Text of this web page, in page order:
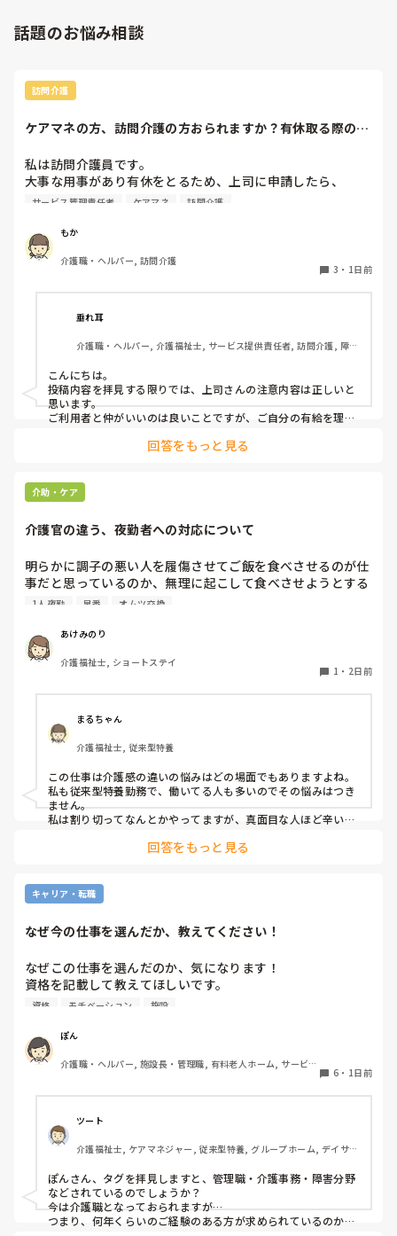
話題のお悩み相談
訪問介護
ケアマネの方、訪問介護の方おられますか？有休取る際の、
私は訪問介護員です。
大事な用事があり有休をとるため、上司に申請したら、
代わりに訪問する職員を考えるとのこと。
話などもしたりと仲が良いため（←表現の仕方良くないかも
です、すみません）こういう理由で休みをとるから、代わり
の人になるけどいいかという相談をしていました。利用者か
わりはいらないから中止でいいよとのこと。このことを上司
に伝えたら、注意されました。
上司の注意内容
けない。
→ケアマネに中止になることを伝える時は、有休をとるから
中止になったとは言わないこと。「中止にさせてもらうこと
か？」と聞くようにして。
と言われました。
私の考え対応が間違えていますか？
サービス管理責任者 ケアマネ 訪問介護
もか
介護職・ヘルパー, 訪問介護
3 ・ 1日前
垂れ耳
介護職・ヘルパー, 介護福祉士, サービス提供責任者, 訪問介護, 障害
こんにちは。
投稿内容を拝見する限りでは、上司さんの注意内容は正しいと
思います。
ご利用者と仲がいいのは良いことですが、ご自分の有給を理由
それだけ、そのご利用者がもかさんのことを信頼されてるんで
ョン組めますよね。
回答をもっと見る
介助・ケア
介護官の違う、夜勤者への対応について
明らかに調子の悪い人を履傷させてご飯を食べさせるのが仕
事だと思っているのか、無理に起こして食べさせようとする
スタッフがいます。私が出勤して急変に気づき対応しました
（夜勤者）とか平気でドヤ顔でいます。
夜勤は1人夜勤です。その時はベトナム人と早番の2人体制で
したけども、どちらも急変対応に特化しておらず、この2人
惧してます。夜間はただオムツ交換変えればいい。トイレに
連れて行けばいい？寝るか寝ないか問題だみたい平気で言う
ので人員が少ないため入らせていますが、きちんと見守りの
であれば夜勤も外すが管理者がオッケーを出しているので、
出勤日は誰かがどうにかなっているのではないかと怖すぎて
出勤するのが苦痛になります
1人夜勤 早番 オムツ交換
あけみのり
介護福祉士, ショートステイ
1 ・ 2日前
まるちゃん
介護福祉士, 従来型特養
この仕事は介護感の違いの悩みはどの場面でもありますよね。
私も従来型特養勤務で、働いてる人も多いのでその悩みはつき
ません。
私は割り切ってなんとかやってますが、真面目な人ほど辛いお
回答をもっと見る
キャリア・転職
なぜ今の仕事を選んだか、教えてください！
なぜこの仕事を選んだのか、気になります！
資格を記載して教えてほしいです。
帰省して中学の同級生と地元でご飯した時に、その人が介護
の仕事をしていると聞いて、その時はあまり興味もてず、聞
しかしUターン転職活動中にたまたま街でその人と会って、
流れでカフェで話して、
施設見学だけでも行ってみたら、実際に現場を見て素敵だと
思って決めました。
資格 モチベーション 施設
ぽん
介護職・ヘルパー, 施設長・管理職, 有料老人ホーム, サービス
6 ・ 1日前
ツート
介護福祉士, ケアマネジャー, 従来型特養, グループホーム, デイサー
ぽんさん、タグを拝見しますと、管理職・介護事務・障害分野
などされているのでしょうか？
今は介護職となっておられますが…
つまり、何年くらいのご経験のある方が求められているのか、